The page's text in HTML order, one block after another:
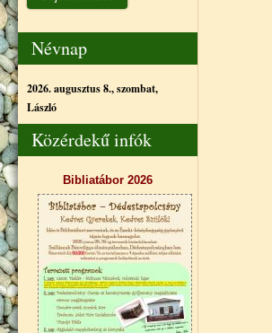
Névnap
2026. augusztus 8., szombat,
László
Közérdekű infók
Bibliatábor 2026